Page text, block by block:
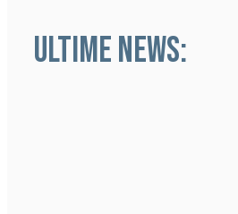
ULTIME NEWS: